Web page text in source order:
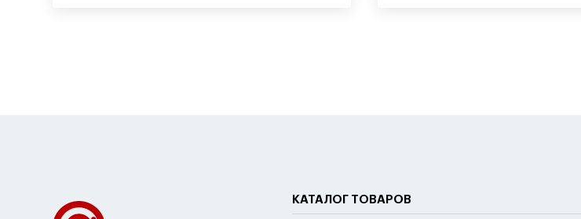
КАТАЛОГ ТОВАРОВ